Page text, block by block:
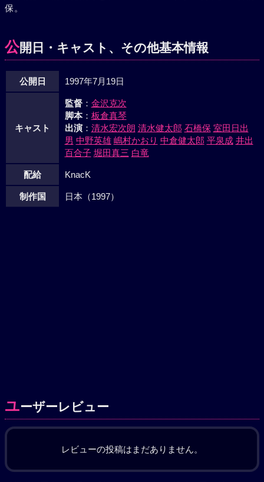
保。
公開日・キャスト、その他基本情報
公開日 1997年7月19日
キャスト
監督： 金沢克次
脚本： 板倉真琴
出演： 清水宏次朗 清水健太郎 石橋保 室田日出
男 中野英雄 嶋村かおり 中倉健太郎 平泉成 井出
百合子 堀田真三 白竜
配給 KnacK
制作国 日本（1997）
ユーザーレビュー
レビューの投稿はまだありません。